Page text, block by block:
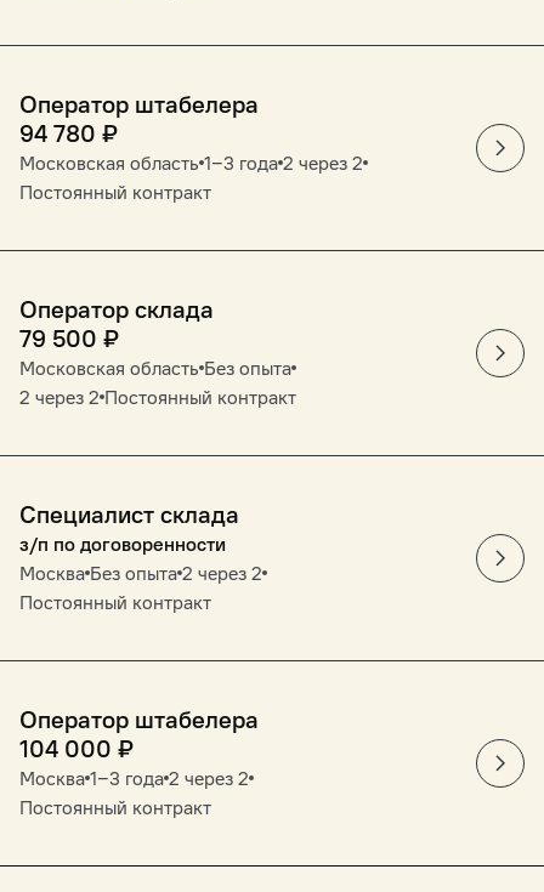
Оператор штабелера
94 780 ₽
Московская область 1‒3 года 2 через 2
Постоянный контракт
Оператор склада
79 500 ₽
Московская область Без опыта
2 через 2 Постоянный контракт
Специалист склада
з/п по договоренности
Москва Без опыта 2 через 2
Постоянный контракт
Оператор штабелера
104 000 ₽
Москва 1‒3 года 2 через 2
Постоянный контракт